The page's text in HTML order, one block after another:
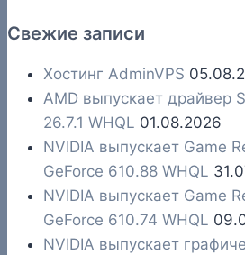
Свежие записи
Хостинг AdminVPS
AMD выпускает драйвер
26.7.1 WHQL 01.08.2026
NVIDIA выпускает Game
GeForce 610.88 WHQL
NVIDIA выпускает Game
GeForce 610.74 WHQL
NVIDIA выпускает